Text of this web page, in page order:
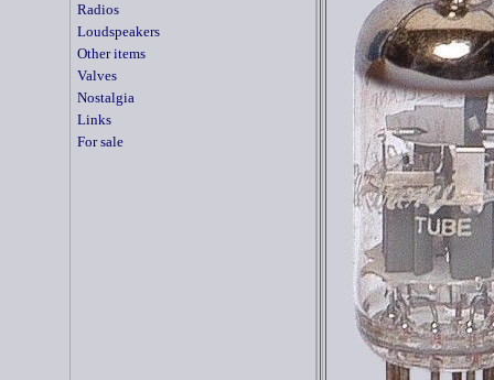
Radios
Loudspeakers
Other items
Valves
Nostalgia
Links
For sale